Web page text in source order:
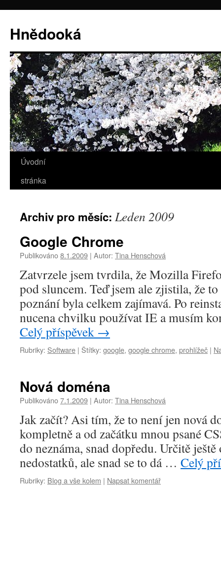
Hnědooká
Přejít
webu
Úvodní
stránka
Archiv pro měsíc: Leden 2009
Google Chrome
Publikováno8.1.2009 | Autor: Tina Henschová
Zatvrzele jsem tvrdila, že Mozilla
pod sluncem. Teď jsem ale zjistila, že
poznání byla celkem zajímavá. Po
nucena chvilku používat IE a musím
Celý příspěvek →
Rubriky: Software | Štítky: google, google chrome, prohlížeč |
Nová doména
Publikováno7.1.2009 | Autor: Tina Henschová
Jak začít? Asi tím, že to není jen nová
kompletně a od začátku mnou psané
do neznáma, snad dopředu. Určitě
nedostatků, ale snad se to dá … Celý
Rubriky: Blog a vše kolem | Napsat komentář